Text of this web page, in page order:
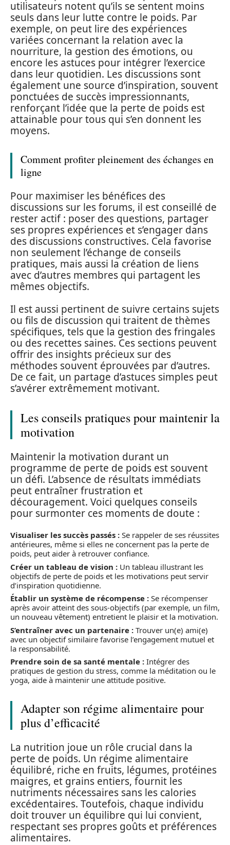
utilisateurs notent qu’ils se sentent moins
seuls dans leur lutte contre le poids. Par
exemple, on peut lire des expériences
variées concernant la relation avec la
nourriture, la gestion des émotions, ou
encore les astuces pour intégrer l’exercice
dans leur quotidien. Les discussions sont
également une source d’inspiration, souvent
ponctuées de succès impressionnants,
renforçant l’idée que la perte de poids est
attainable pour tous qui s’en donnent les
moyens.
Comment profiter pleinement des échanges en
ligne
Pour maximiser les bénéfices des
discussions sur les forums, il est conseillé de
rester actif : poser des questions, partager
ses propres expériences et s’engager dans
des discussions constructives. Cela favorise
non seulement l’échange de conseils
pratiques, mais aussi la création de liens
avec d’autres membres qui partagent les
mêmes objectifs.
Il est aussi pertinent de suivre certains sujets
ou fils de discussion qui traitent de thèmes
spécifiques, tels que la gestion des fringales
ou des recettes saines. Ces sections peuvent
offrir des insights précieux sur des
méthodes souvent éprouvées par d’autres.
De ce fait, un partage d’astuces simples peut
s’avérer extrêmement motivant.
Les conseils pratiques pour maintenir la
motivation
Maintenir la motivation durant un
programme de perte de poids est souvent
un défi. L’absence de résultats immédiats
peut entraîner frustration et
découragement. Voici quelques conseils
pour surmonter ces moments de doute :
Visualiser les succès passés : Se rappeler de ses réussites
antérieures, même si elles ne concernent pas la perte de
poids, peut aider à retrouver confiance.
Créer un tableau de vision : Un tableau illustrant les
objectifs de perte de poids et les motivations peut servir
d’inspiration quotidienne.
Établir un système de récompense : Se récompenser
après avoir atteint des sous-objectifs (par exemple, un film,
un nouveau vêtement) entretient le plaisir et la motivation.
S’entraîner avec un partenaire : Trouver un(e) ami(e)
avec un objectif similaire favorise l’engagement mutuel et
la responsabilité.
Prendre soin de sa santé mentale : Intégrer des
pratiques de gestion du stress, comme la méditation ou le
yoga, aide à maintenir une attitude positive.
Adapter son régime alimentaire pour
plus d’efficacité
La nutrition joue un rôle crucial dans la
perte de poids. Un régime alimentaire
équilibré, riche en fruits, légumes, protéines
maigres, et grains entiers, fournit les
nutriments nécessaires sans les calories
excédentaires. Toutefois, chaque individu
doit trouver un équilibre qui lui convient,
respectant ses propres goûts et préférences
alimentaires.